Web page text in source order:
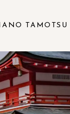
TAMOTSU